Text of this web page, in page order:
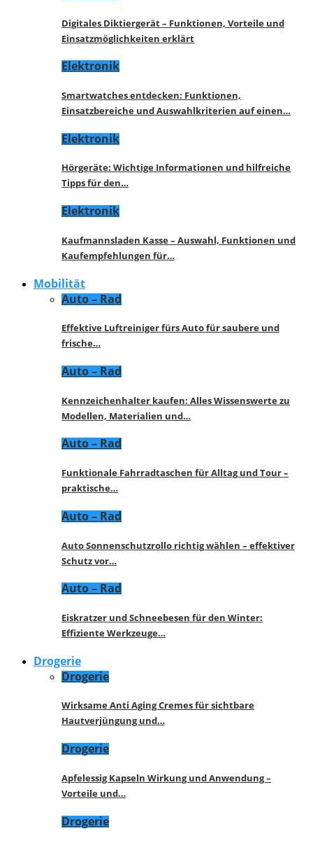
Digitales Diktiergerät – Funktionen, Vorteile und
Einsatzmöglichkeiten erklärt
Elektronik
Smartwatches entdecken: Funktionen,
Einsatzbereiche und Auswahlkriterien auf einen…
Elektronik
Hörgeräte: Wichtige Informationen und hilfreiche
Tipps für den…
Elektronik
Kaufmannsladen Kasse – Auswahl, Funktionen und
Kaufempfehlungen für…
Mobilität
Auto – Rad
Effektive Luftreiniger fürs Auto für saubere und
frische…
Auto – Rad
Kennzeichenhalter kaufen: Alles Wissenswerte zu
Modellen, Materialien und…
Auto – Rad
Funktionale Fahrradtaschen für Alltag und Tour –
praktische…
Auto – Rad
Auto Sonnenschutzrollo richtig wählen – effektiver
Schutz vor…
Auto – Rad
Eiskratzer und Schneebesen für den Winter:
Effiziente Werkzeuge…
Drogerie
Drogerie
Wirksame Anti Aging Cremes für sichtbare
Hautverjüngung und…
Drogerie
Apfelessig Kapseln Wirkung und Anwendung –
Vorteile und…
Drogerie